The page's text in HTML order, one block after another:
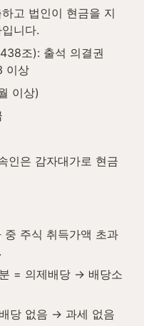
고 법인이 현금을 지
니다.
조): 출석 의결권
이상
이상)
인은 감자대가로 현금
중 주식 취득가액 초과
= 의제배당 → 배당소
당 없음 → 과세 없음